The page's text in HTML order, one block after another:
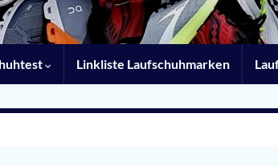
Linkliste Laufschuhmarken